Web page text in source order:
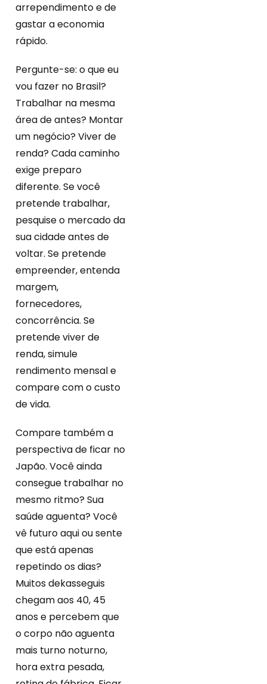
arrependimento e de
gastar a economia
rápido.
Pergunte-se: o que eu
vou fazer no Brasil?
Trabalhar na mesma
área de antes? Montar
um negócio? Viver de
renda? Cada caminho
exige preparo
diferente. Se você
pretende trabalhar,
pesquise o mercado da
sua cidade antes de
voltar. Se pretende
empreender, entenda
margem,
fornecedores,
concorrência. Se
pretende viver de
renda, simule
rendimento mensal e
compare com o custo
de vida.
Compare também a
perspectiva de ficar no
Japão. Você ainda
consegue trabalhar no
mesmo ritmo? Sua
saúde aguenta? Você
vê futuro aqui ou sente
que está apenas
repetindo os dias?
Muitos dekasseguis
chegam aos 40, 45
anos e percebem que
o corpo não aguenta
mais turno noturno,
hora extra pesada,